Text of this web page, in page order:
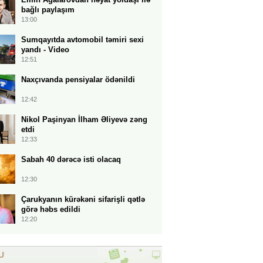
bağlı paylaşım
13:00
Sumqayıtda avtomobil təmiri sexi
yandı - Video
12:51
Naxçıvanda pensiyalar ödənildi
12:42
Nikol Paşinyan İlham Əliyevə zəng
etdi
12:33
Sabah 40 dərəcə isti olacaq
12:30
Çarukyanın kürəkəni sifarişli qətlə
görə həbs edildi
12:20